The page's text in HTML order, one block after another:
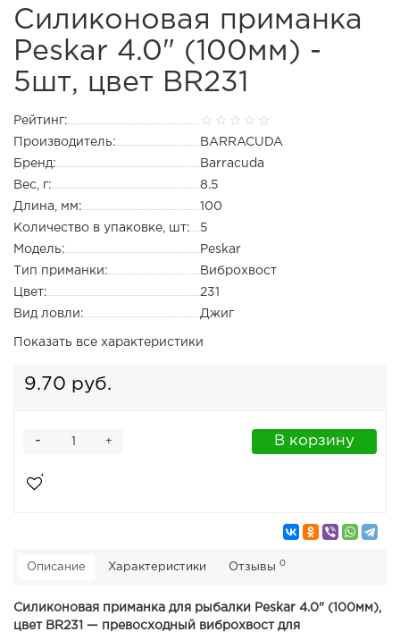
Силиконовая приманка
Peskar 4.0" (100мм) -
5шт, цвет BR231
Рейтинг:
Производитель:
BARRACUDA
Бренд:
Barracuda
Вес, г:
8.5
Длина, мм:
100
Количество в упаковке, шт:
5
Модель:
Peskar
Тип приманки:
Виброхвост
Цвет:
231
Вид ловли:
Джиг
Показать все характеристики
9.70 руб.
+
- В корзину
Описание Характеристики Отзывы 0
Силиконовая приманка для рыбалки Peskar 4.0" (100мм),
цвет BR231 — превосходный виброхвост для